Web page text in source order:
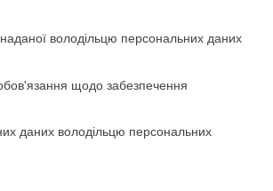
володільцю персональних даних
щодо забезпечення
даних володільцю персональних